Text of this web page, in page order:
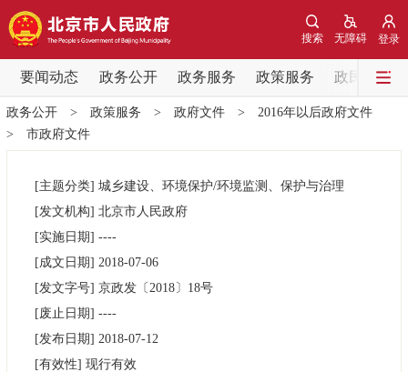
登录
无障碍
搜索
要闻动态 政务公开 政务服务 政策服务 政民互动
要闻动态
党中央精神 国务院信息 中央部委动态
各区热点
市领导
政务公开> 政策服务 > 政府文件> 2016年以后政府文件
> 市政府文件
[主题分类] 城乡建设、环境保护/环境监测、保护与治理
[发文机构] 北京市人民政府
[实施日期] ----
[成文日期] 2018-07-06
[发文字号] 京政发〔2018〕 18号
[废止日期] ----
[发布日期] 2018-07-12
[有效性] 现行有效